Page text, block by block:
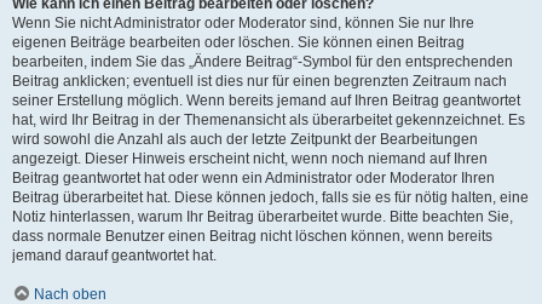
Wie kann ich einen Beitrag bearbeiten oder löschen?
Wenn Sie nicht Administrator oder Moderator sind, können Sie nur Ihre
eigenen Beiträge bearbeiten oder löschen. Sie können einen Beitrag
bearbeiten, indem Sie das „Ändere Beitrag“-Symbol für den entsprechenden
Beitrag anklicken; eventuell ist dies nur für einen begrenzten Zeitraum nach
seiner Erstellung möglich. Wenn bereits jemand auf Ihren Beitrag geantwortet
hat, wird Ihr Beitrag in der Themenansicht als überarbeitet gekennzeichnet. Es
wird sowohl die Anzahl als auch der letzte Zeitpunkt der Bearbeitungen
angezeigt. Dieser Hinweis erscheint nicht, wenn noch niemand auf Ihren
Beitrag geantwortet hat oder wenn ein Administrator oder Moderator Ihren
Beitrag überarbeitet hat. Diese können jedoch, falls sie es für nötig halten, eine
Notiz hinterlassen, warum Ihr Beitrag überarbeitet wurde. Bitte beachten Sie,
dass normale Benutzer einen Beitrag nicht löschen können, wenn bereits
jemand darauf geantwortet hat.
Nach oben